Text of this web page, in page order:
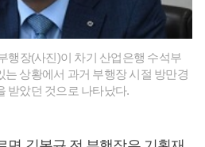
행장(사진)이 차기 산업은행 수석부
상황에서 과거 부행장 시절 방만경
받았던 것으로 나타났다.